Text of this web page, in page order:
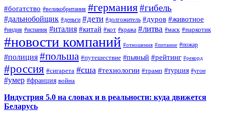
#богатство #великобритания #германия#гибель
#дальнобойщик #деньги #дети #долгожитель #дуров #животное
#индия #испания #италия #китай #кот #кража #литва #маск #наркотик
#новости компаний #отношения #питание #пожар
#полиция #польша #путешествие #пьяный #рейтинг #рекорд
#россия #сигарета #сша #технологии #трамп #турция #угон
#умер #франция война
Индустрия 5.0 на словах и в реальности: куда движется
Беларусь